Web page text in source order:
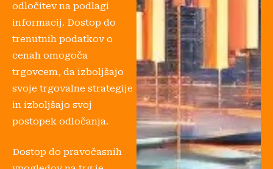
odločitev na podlagi
informacij. Dostop do
trenutnih podatkov o
cenah omogoča
trgovcem, da izboljšajo
svoje trgovalne strategije
in izboljšajo svoj
postopek odločanja.
Dostop do pravočasnih